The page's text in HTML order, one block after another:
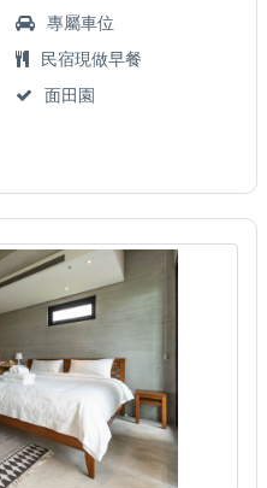
專屬車位
民宿現做早餐
面田園